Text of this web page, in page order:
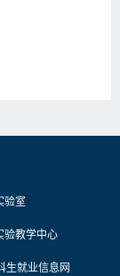
验室
验教学中心
生就业信息网